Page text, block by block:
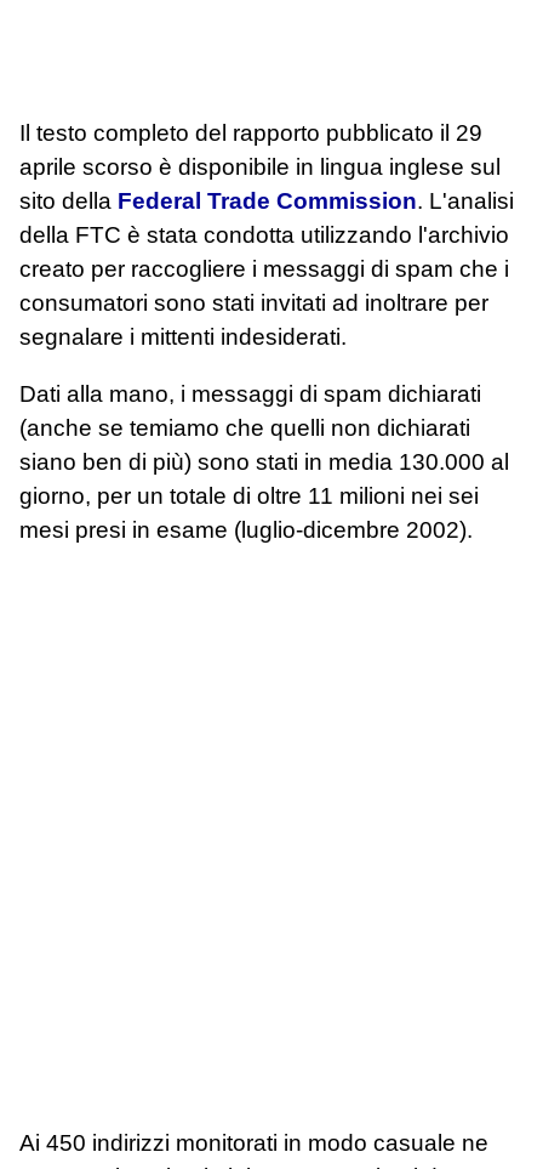
Il testo completo del rapporto pubblicato il 29
aprile scorso è disponibile in lingua inglese sul
sito della Federal Trade Commission. L'analisi
della FTC è stata condotta utilizzando l'archivio
creato per raccogliere i messaggi di spam che i
consumatori sono stati invitati ad inoltrare per
segnalare i mittenti indesiderati.
Dati alla mano, i messaggi di spam dichiarati
(anche se temiamo che quelli non dichiarati
siano ben di più) sono stati in media 130.000 al
giorno, per un totale di oltre 11 milioni nei sei
mesi presi in esame (luglio-dicembre 2002).
Ai 450 indirizzi monitorati in modo casuale ne